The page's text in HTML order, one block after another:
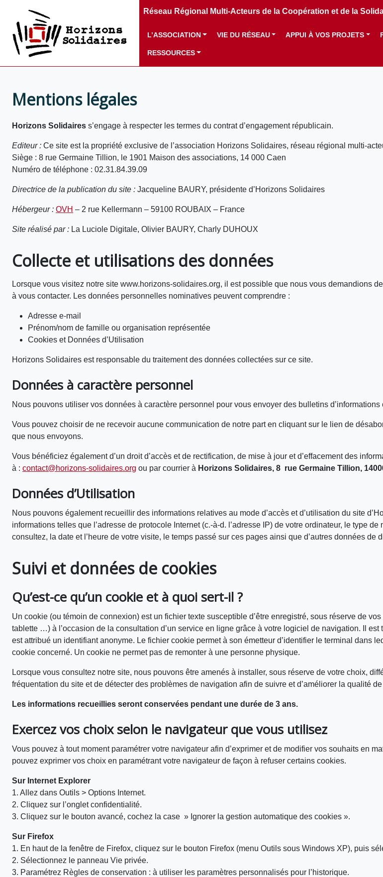
Réseau Régional Multi-Acteurs de la Coopération et de la
L’ASSOCIATION VIE DU RÉSEAU APPUI À VOS PROJETS
RESSOURCES
Mentions légales
Horizons Solidaires s’engage à respecter les termes du contrat d’engagement républicain.
Editeur : Ce site est la propriété exclusive de l’association Horizons Solidaires, réseau régional multi-
Siège : 8 rue Germaine Tillion, le 1901 Maison des associations, 14 000 Caen
Numéro de téléphone : 02.31.84.39.09
Directrice de la publication du site : Jacqueline BAURY, présidente d’Horizons Solidaires
Hébergeur : OVH – 2 rue Kellermann – 59100 ROUBAIX – France
Site réalisé par : La Luciole Digitale, Olivier BAURY, Charly DUHOUX
Collecte et utilisations des données
Lorsque vous visitez notre site www.horizons-solidaires.org, il est possible que nous vous demandions
à vous contacter. Les données personnelles nominatives peuvent comprendre :
Adresse e-mail
Prénom/nom de famille ou organisation représentée
Cookies et Données d’Utilisation
Horizons Solidaires est responsable du traitement des données collectées sur ce site.
Données à caractère personnel
Nous pouvons utiliser vos données à caractère personnel pour vous envoyer des bulletins
Vous pouvez choisir de ne recevoir aucune communication de notre part en cliquant sur le lien de
que nous envoyons.
Vous bénéficiez également d’un droit d’accès et de rectification, de mise à jour et d’effacement des
à : contact@horizons-solidaires.org ou par courrier à Horizons Solidaires, 8 rue Germaine Tillion,
Données d’Utilisation
Nous pouvons également recueillir des informations relatives au mode d’accès et d’utilisation du site
informations telles que l’adresse de protocole Internet (c.-à-d. l’adresse IP) de votre ordinateur, le type
consultez, la date et l’heure de votre visite, le temps passé sur ces pages ainsi que d’autres données de
Suivi et données de cookies
Qu’est-ce qu’un cookie et à quoi sert-il ?
Un cookie (ou témoin de connexion) est un fichier texte susceptible d’être enregistré, sous réserve de
tablette …) à l’occasion de la consultation d’un service en ligne grâce à votre logiciel de navigation. Il
est attribué un identifiant anonyme. Le fichier cookie permet à son émetteur d’identifier le terminal dans
cookie concerné. Un cookie ne permet pas de remonter à une personne physique.
Lorsque vous consultez notre site, nous pouvons être amenés à installer, sous réserve de votre choix,
fréquentation du site et de détecter des problèmes de navigation afin de suivre et d’améliorer la qualité
Les informations recueillies seront conservées pendant une durée de 3 ans.
Exercez vos choix selon le navigateur que vous utilisez
Vous pouvez à tout moment paramétrer votre navigateur afin d’exprimer et de modifier vos souhaits en
pouvez exprimer vos choix en paramétrant votre navigateur de façon à refuser certains cookies.
Sur Internet Explorer
1. Allez dans Outils > Options Internet.
2. Cliquez sur l’onglet confidentialité.
3. Cliquez sur le bouton avancé, cochez la case » Ignorer la gestion automatique des cookies ».
Sur Firefox
1. En haut de la fenêtre de Firefox, cliquez sur le bouton Firefox (menu Outils sous Windows XP), puis
2. Sélectionnez le panneau Vie privée.
3. Paramétrez Règles de conservation : à utiliser les paramètres personnalisés pour l’historique.